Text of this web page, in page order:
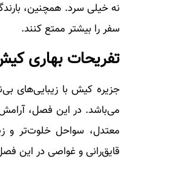
نه خیلی سرد. همچنین،
سفر را بیشتر ممتع کنند.
تفریحات بهاری
جزیره کیش با زیبایی‌های
می‌باشد. در این فصل،
معتدل، سواحل خلوت‌تر و
قایق‌رانی و غواصی در این